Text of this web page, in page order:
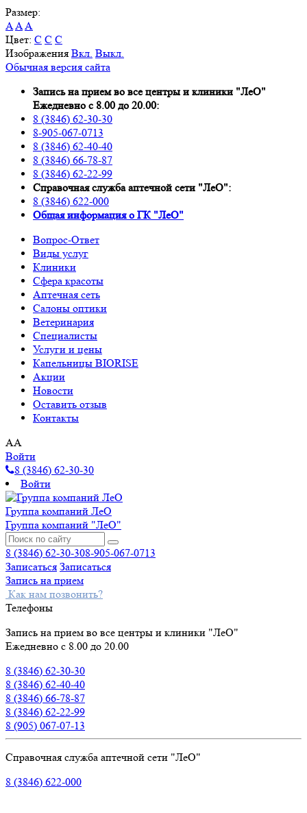
Размер:
AAA
Цвет: C C C
Изображения Вкл. Выкл.
Обычная версия сайта
Запись на прием во все центры и клиники "ЛеО"
Ежедневно с 8.00 до 20.00:
8 (3846) 62-30-30
8-905-067-0713
8 (3846) 62-40-40
8 (3846) 66-78-87
8 (3846) 62-22-99
Справочная служба аптечной сети "ЛеО":
8 (3846) 622-000
Oбщая информация о ГК "ЛеО"
Вопрос-Ответ
Виды услуг
Клиники
Сфера красоты
Аптечная сеть
Салоны оптики
Ветеринария
Специалисты
Услуги и цены
Капельницы BIORISE
Акции
Новости
Оставить отзыв
Контакты
AA
Войти
8 (3846) 62-30-30
Войти
Группа компаний ЛеО
Группа компаний "ЛеО"
8 (3846) 62-30-308-905-067-0713
Записаться Записаться
Запись на прием
Как нам позвонить?
Телефоны
Запись на прием во все центры и клиники "ЛеО"
Ежедневно с 8.00 до 20.00
8 (3846) 62-30-30
8 (3846) 62-40-40
8 (3846) 66-78-87
8 (3846) 62-22-99
8 (905) 067-07-13
Справочная служба аптечной сети "ЛеО"
8 (3846) 622-000